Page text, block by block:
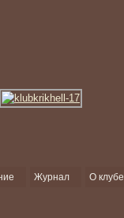
Журнал О клубе